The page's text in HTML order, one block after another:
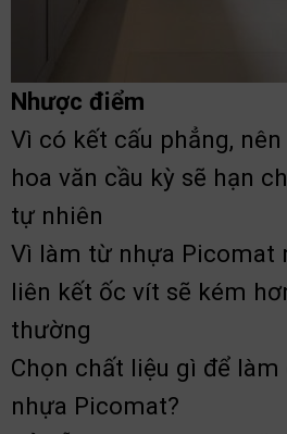
Nhược điểm
Vì có kết cấu phẳng,
hoa văn cầu kỳ sẽ hạn
tự nhiên
Vì làm từ nhựa Picomat
liên kết ốc vít sẽ kém
thường
Chọn chất liệu gì để
nhựa Picomat?